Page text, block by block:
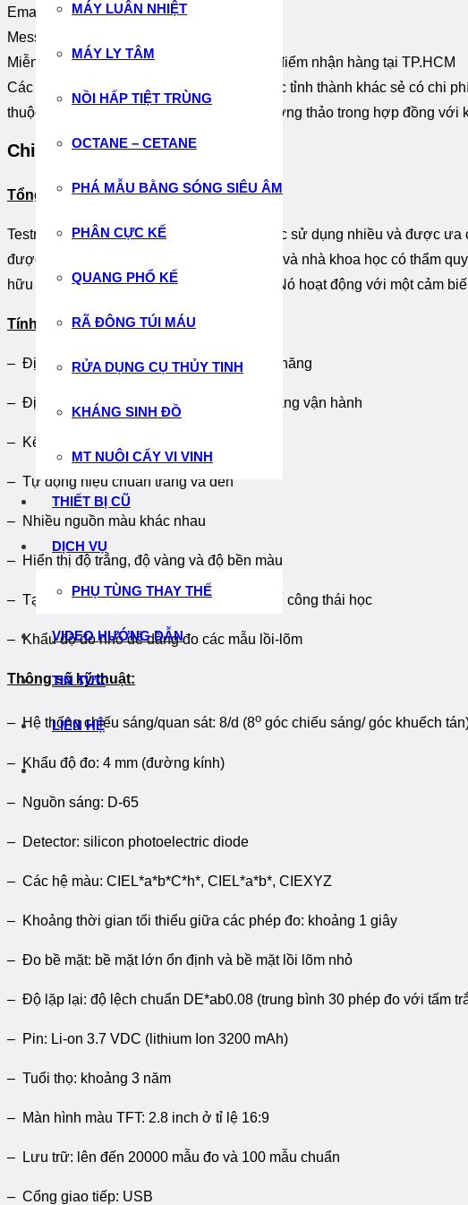
MÁY LUÂN NHIỆT
MÁY LY TÂM
NỒI HẤP TIỆT TRÙNG
OCTANE – CETANE
PHÁ MẪU BẰNG SÓNG SIÊU ÂM
PHÂN CỰC KẾ
QUANG PHỔ KẾ
RÃ ĐÔNG TÚI MÁU
RỬA DỤNG CỤ THỦY TINH
KHÁNG SINH ĐỒ
MT NUÔI CẤY VI VINH
THIẾT BỊ CŨ
DỊCH VỤ
PHỤ TÙNG THAY THẾ
VIDEO HƯỚNG DẪN
TIN TỨC
LIÊN HỆ
Email
Messenger
Miễn phí vận chuyển cho đơn hàng có địa điểm nhận hàng tại TP.HCM
Các đơn hàng có địa điểm nhận hàng ở các tỉnh thành khác sẻ có chi
thuộc vào địa điểm giao hàng và được thương thảo trong hợp đồng với
Chi Tiết Thiết Bị:
Tổng quan:
Testronix TP110 là một thiết bị đo màu được sử dụng nhiều và được
được đưa vào sản phẩm bởi đội ngũ kỹ sư và nhà khoa học có thẩm
hữu ích cho phép đo màu chất lượng cao. Nó hoạt động với một cảm
Tính năng:
– Định vị camera chính xác thông qua tính năng
– Định vị nguồn sáng để người dùng dễ dàng vận hành
– Kết quả kiểm tra dựa trên phần mềm
– Tự động hiệu chuẩn trắng và đen
– Nhiều nguồn màu khác nhau
– Hiển thị độ trắng, độ vàng và độ bền màu
– Tạo sự vận hành thuận tiện và có thiết kế công thái học
– Khẩu độ đo nhỏ dễ dàng đo các mẫu lồi-lõm
Thông số kỹ thuật:
– Hệ thống chiếu sáng/quan sát: 8/d (8o góc chiếu sáng/ góc khuếch
– Khẩu độ đo: 4 mm (đường kính)
– Nguồn sáng: D-65
– Detector: silicon photoelectric diode
– Các hệ màu: CIEL*a*b*C*h*, CIEL*a*b*, CIEXYZ
– Khoảng thời gian tối thiểu giữa các phép đo: khoảng 1 giây
– Đo bề mặt: bề mặt lớn ổn định và bề mặt lồi lõm nhỏ
– Độ lặp lại: độ lệch chuẩn DE*ab0.08 (trung bình 30 phép đo với tấm
– Pin: Li-on 3.7 VDC (lithium Ion 3200 mAh)
– Tuổi thọ: khoảng 3 năm
– Màn hình màu TFT: 2.8 inch ở tỉ lệ 16:9
– Lưu trữ: lên đến 20000 mẫu đo và 100 mẫu chuẩn
– Cổng giao tiếp: USB